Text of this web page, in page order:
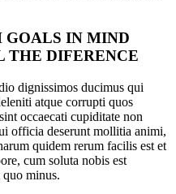
GOALS IN MIND
DIFERENCE
dignissimos ducimus qui
atque corrupti quos
occaecati cupiditate non
officia deserunt mollitia animi,
quidem rerum facilis est et
cum soluta nobis est
minus.